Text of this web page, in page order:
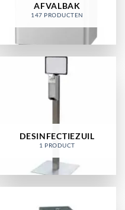
AFVALBAK
147 PRODUCTEN
DESINFECTIEZUIL
1 PRODUCT